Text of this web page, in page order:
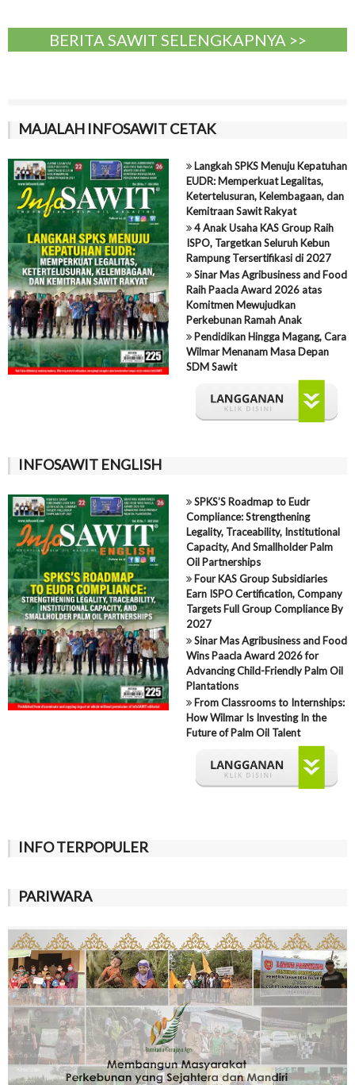
BERITA SAWIT SELENGKAPNYA >>
MAJALAH INFOSAWIT CETAK
Langkah SPKS Menuju Kepatuhan
EUDR: Memperkuat Legalitas,
Ketertelusuran, Kelembagaan, dan
Kemitraan Sawit Rakyat
4 Anak Usaha KAS Group Raih
ISPO, Targetkan Seluruh Kebun
Rampung Tersertifikasi di 2027
Sinar Mas Agribusiness and Food
Raih Paacla Award 2026 atas
Komitmen Mewujudkan
Perkebunan Ramah Anak
Pendidikan Hingga Magang, Cara
Wilmar Menanam Masa Depan
SDM Sawit
INFOSAWIT ENGLISH
SPKS’S Roadmap to Eudr
Compliance: Strengthening
Legality, Traceability, Institutional
Capacity, And Smallholder Palm
Oil Partnerships
Four KAS Group Subsidiaries
Earn ISPO Certification, Company
Targets Full Group Compliance By
2027
Sinar Mas Agribusiness and Food
Wins Paacla Award 2026 for
Advancing Child-Friendly Palm Oil
Plantations
From Classrooms to Internships:
How Wilmar Is Investing In the
Future of Palm Oil Talent
INFO TERPOPULER
PARIWARA